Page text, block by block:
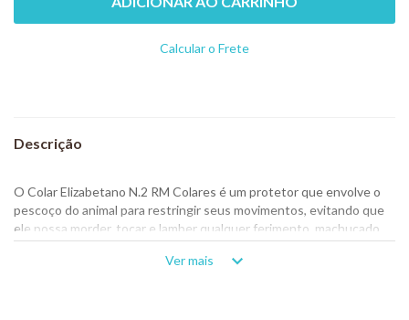
Calcular o Frete
Não sei meu CEP
O Colar Elizabetano N.2 RM Colares é um protetor que envolve o
pescoço do animal para restringir seus movimentos, evitando que
ele possa morder, tocar e lamber qualquer ferimento, machucado
ou ferida cirúrgica que possua e que esteja em tratamento.
Ver mais